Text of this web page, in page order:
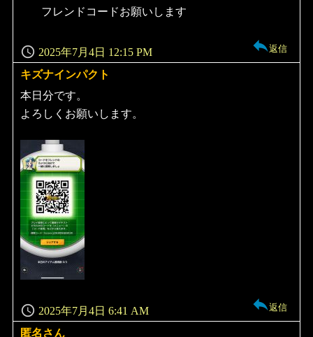
2025年7月4日 12:15 PM
フレンドコードお願いします
返信
キズナインパクト
よ
り:
2025年7月4日 6:41 AM
本日分です。
よろしくお願いします。
返信
匿名さん
よ